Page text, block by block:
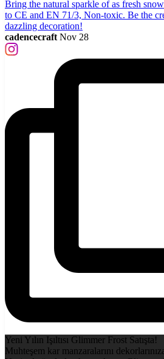
cadencecraft Nov 28
Yeni Yılın Işıltısı Glimmer Frost Satışta!
Muhteşem kar manzaralarını